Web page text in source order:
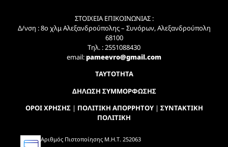
ΣΤΟΙΧΕΙΑ ΕΠΙΚΟΙΝΩΝΙΑΣ :
Δ/νση : 8ο χλμ Αλεξανδρούπολης – Συνόρων, Αλεξανδρούπολη
68100
Τηλ. : 2551088430
email:pameevro@gmail.com
ΤΑΥΤΟΤΗΤΑ
ΔΗΛΩΣΗ ΣΥΜΜΟΡΦΩΣΗΣ
ΟΡΟΙ ΧΡΗΣΗΣ| ΠΟΛΙΤΙΚΗ ΑΠΟΡΡΗΤΟΥ| ΣΥΝΤΑΚΤΙΚΗ
ΠΟΛΙΤΙΚΗ
Αριθμός Πιστοποίησης Μ.Η.Τ. 252063